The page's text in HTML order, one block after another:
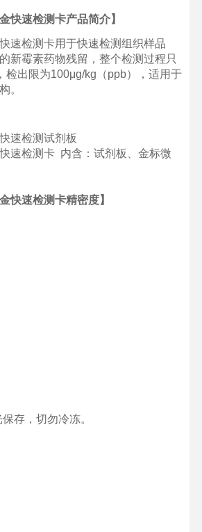
快速检测卡产品简介】
速检测卡用于快速检测组织样品
新霉素药物残留，整个检测过程只
检出限为100μg/kg（ppb），适用于
。
速检测试剂板
速检测卡 内含：试剂板、金标微
快速检测卡精密度】
保存， 切勿冷冻。